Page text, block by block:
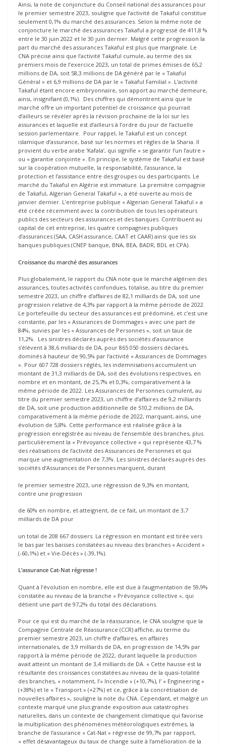
Ainsi, la note de conjoncture du Conseil national des assurances pour
le premier semestre 2023, souligne que l’activité de Takaful constitue
seulement 0,1% du marché des assurances. Selon la même note de
conjoncture le marché des assurances Takaful a progressé de 411,8 %
entre le 30 juin 2022 et le 30 juin dernier. Malgré cette progression la
part du marché des assurances Takaful est plus que marginale. Le
CNA précise ainsi que l’activité Takaful cumule, au terme des six
premiers mois de l’exercice 2023, un total de primes émises de 65,2
millions de DA, soit 58,3 millions de DA généré par le « Takaful
Général » et 6,9 millions de DA par le « Takaful Familial ». L’activité
Takaful étant encore embryonnaire, son apport au marché demeure,
ainsi, insignifiant (0,1%). Des chiffres qui démontrent ainsi que le
marché offre un important potentiel de croissance qui pourrait
d’ailleurs se révéler après la révision prochaine de la loi sur les
assurances et laquelle est d’ailleurs à l’ordre du jour de l’actuelle
session parlementaire. Pour rappel, le Takaful est un concept
islamique d’assurance, basé sur les normes et règles de la Sharia. Il
provient du verbe arabe ‘Kafala’, qui signifie « se garantir l’un l’autre »
ou « garantie conjointe ». En principe, le système de Takaful est basé
sur la coopération mutuelle, la responsabilité, l’assurance, la
protection et l’assistance entre des groupes ou des participants. Le
marché du Takaful en Algérie est immature. La première compagnie
de Takaful, Algerian General Takaful », a été ouverte au mois de
janvier dernier. L’entreprise publique « Algerian General Takaful » a
été créée récemment avec la contribution de tous les opérateurs
publics des secteurs des assurances et des banques. Contribuent au
capital de cet entreprise, les quatre compagnies publiques
d’assurances (SAA, CASH assurance, CAAT et CAAR) ainsi que les six
banques publiques (CNEP banque, BNA, BEA, BADR, BDL et CPA).
Croissance du marché des assurances
Plus globalement, le rapport du CNA note que le marché algérien des
assurances, toutes activités confondues, totalise, au titre du premier
semestre 2023, un chiffre d’affaires de 82,1 milliards de DA, soit une
progression relative de 4,3% par rapport à la même période de 2022.
Le portefeuille du secteur des assurances est prédominé, et c’est une
constante, par les « Assurances de Dommages » avec une part de
84%, suivies par les « Assurances de Personnes », soit un taux de
11,2%. Les sinistres déclarés auprès des sociétés d’assurance
s’élèvent à 38,6 milliards de DA, pour 865 050 dossiers déclarés,
dominés à hauteur de 90,5% par l’activité « Assurances de Dommages
». Pour 607 728 dossiers réglés, les indemnisations accumulent un
montant de 31,3 milliards de DA, soit des évolutions respectives, en
nombre et en montant, de 25,7% et 0,3%, comparativement à la
même période de 2022. Les Assurances de Personnes cumulent, au
titre du premier semestre 2023, un chiffre d’affaires de 9,2 milliards
de DA, soit une production additionnelle de 510,2 millions de DA,
comparativement à la même période de 2022, marquant, ainsi, une
évolution de 5,8%. Cette performance est réalisée grâce à la
progression enregistrée au niveau de l’ensemble des branches, plus
particulièrement la « Prévoyance collective » qui représente 43,7 %
des réalisations de l’activité des Assurances de Personnes et qui
marque une augmentation de 7,3%. Les sinistres déclarés auprès des
sociétés d’Assurances de Personnes marquent, durant
le premier semestre 2023, une régression de 9,3% en montant,
contre une progression
de 60% en nombre, et atteignent, de ce fait, un montant de 3,7
milliards de DA pour
un total de 208 667 dossiers. La régression en montant est tirée vers
le bas par les baisses constatées au niveau des branches « Accident »
(-60,1%) et « Vie-Décès » (-39,1%).
L’assurance Cat-Nat régresse !
Quant à l’évolution en nombre, elle est due à l’augmentation de 59,9%
constatée au niveau de la branche « Prévoyance collective », qui
détient une part de 97,2% du total des déclarations.
Pour ce qui est du marché de la réassurance, le CNA souligne que la
Compagnie Centrale de Réassurance (CCR) affiche, au terme du
premier semestre 2023, un chiffre d’affaires, en affaires
internationales, de 3,9 milliards de DA, en progression de 14,5% par
rapport à la même période de 2022, durant laquelle la production
avait atteint un montant de 3,4 milliards de DA. « Cette hausse est la
résultante des croissances constatées au niveau de la quasi-totalité
des branches, « notamment, l’« Incendie » (+10,7%), l’ « Engineering »
(+38%) et le « Transport » (+27%) et ce, grâce à la concrétisation de
nouvelles affaires », souligne la note du CNA. Cependant, et malgré un
contexte marqué une plus grande exposition aux catastrophes
naturelles, dans un contexte de changement climatique qui favorise
la multiplication des phénomènes météorologiques extrêmes, la
branche de l’assurance « Cat-Nat » régresse de 99,7% par rapport,
« effet désavantageux du taux de change suite à l’amélioration de la